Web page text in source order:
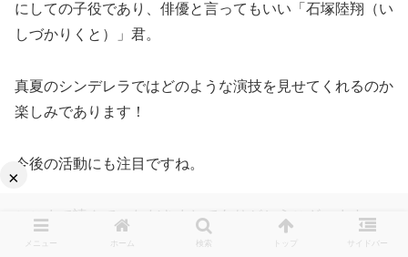
にしての子役であり、俳優と言ってもいい「石塚陸翔（い
しづかりくと）」君。
真夏のシンデレラではどのような演技を見せてくれるのか
楽しみであります！
今後の活動にも注目ですね。
ここまで読んでいただきましてありがとうございます。
メニュー ホーム 検索 トップ サイドバー
×